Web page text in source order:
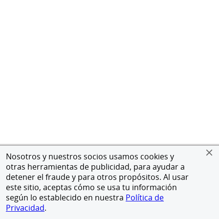
Nosotros y nuestros socios usamos cookies y
otras herramientas de publicidad, para ayudar a
detener el fraude y para otros propósitos. Al usar
este sitio, aceptas cómo se usa tu información
según lo establecido en nuestra Política de
Privacidad.